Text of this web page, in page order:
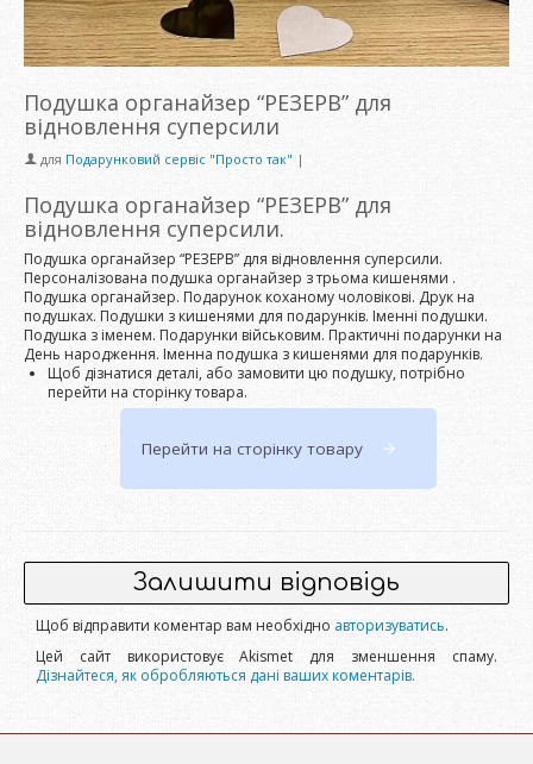
Подушка органайзер “РЕЗЕРВ” для
відновлення суперсили
для Подарунковий сервіс "Просто так" |
Подушка органайзер “РЕЗЕРВ” для
відновлення суперсили.
Подушка органайзер “РЕЗЕРВ” для відновлення суперсили.
Персоналізована подушка органайзер з трьома кишенями .
Подушка органайзер. Подарунок коханому чоловікові. Друк на
подушках. Подушки з кишенями для подарунків. Іменні подушки.
Подушка з іменем. Подарунки військовим. Практичні подарунки на
День народження. Іменна подушка з кишенями для подарунків.
Щоб дізнатися деталі, або замовити цю подушку, потрібно
перейти на сторінку товара.
Перейти на сторінку товару
Залишити відповідь
Щоб відправити коментар вам необхідно авторизуватись.
Цей сайт використовує Akismet для зменшення спаму.
Дізнайтеся, як обробляються дані ваших коментарів.